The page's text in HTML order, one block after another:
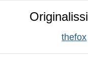
thefox